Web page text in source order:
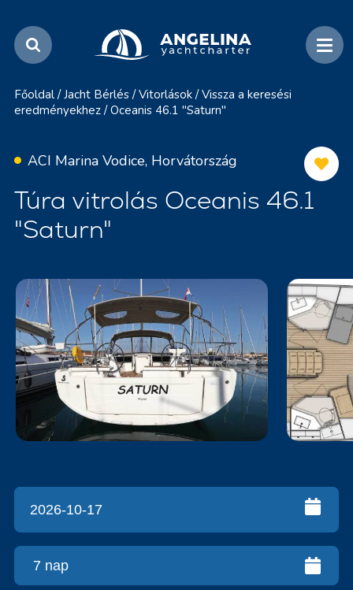
Főoldal / Jacht Bérlés / Vitorlások / Vissza a keresési
eredményekhez / Oceanis 46.1 "Saturn"
ACI Marina Vodice, Horvátország
Túra vitrolás Oceanis 46.1
"Saturn"